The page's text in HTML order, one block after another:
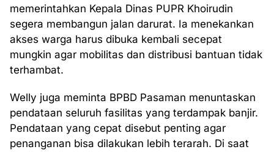
memerintahkan Kepala Dinas PUPR Khoirudin
segera membangun jalan darurat. Ia menekankan
akses warga harus dibuka kembali secepat
mungkin agar mobilitas dan distribusi bantuan tidak
terhambat.
Welly juga meminta BPBD Pasaman menuntaskan
pendataan seluruh fasilitas yang terdampak banjir.
Pendataan yang cepat disebut penting agar
penanganan bisa dilakukan lebih terarah. Di saat